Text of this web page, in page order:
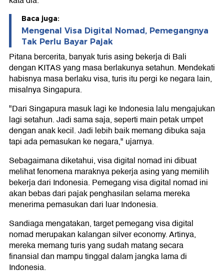
Baca juga:
Mengenal Visa Digital Nomad, Pemegangnya
Tak Perlu Bayar Pajak
Pitana bercerita, banyak turis asing bekerja di Bali
dengan KITAS yang masa berlakunya setahun. Mendekati
habisnya masa berlaku visa, turis itu pergi ke negara lain,
misalnya Singapura.
"Dari Singapura masuk lagi ke Indonesia lalu mengajukan
lagi setahun. Jadi sama saja, seperti main petak umpet
dengan anak kecil. Jadi lebih baik memang dibuka saja
tapi ada pemasukan ke negara," ujarnya.
Sebagaimana diketahui, visa digital nomad ini dibuat
melihat fenomena maraknya pekerja asing yang memilih
bekerja dari Indonesia. Pemegang visa digital nomad ini
akan bebas dari pajak penghasilan selama mereka
menerima pemasukan dari luar Indonesia.
Sandiaga mengatakan, target pemegang visa digital
nomad merupakan kalangan silver economy. Artinya,
mereka memang turis yang sudah matang secara
finansial dan mampu tinggal dalam jangka lama di
Indonesia.